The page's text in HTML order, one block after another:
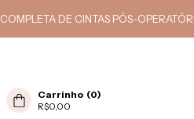
PÓS-OPERATÓRIO E ESTÉTICA
Carrinho (0)
R$0,00